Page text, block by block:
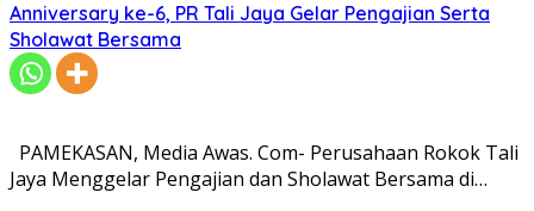
Anniversary ke-6, PR Tali Jaya Gelar Pengajian Serta
Sholawat Bersama
PAMEKASAN, Media Awas. Com- Perusahaan Rokok Tali
Jaya Menggelar Pengajian dan Sholawat Bersama di…